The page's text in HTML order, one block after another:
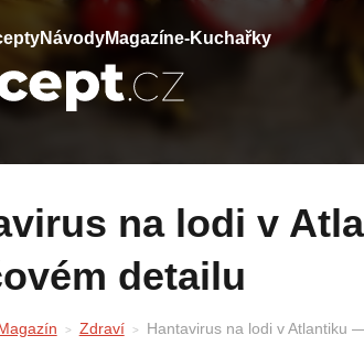
NávodyMagazíne-Kuchařky
detailu
Zdraví Hantavirus na lodi v Atlantiku